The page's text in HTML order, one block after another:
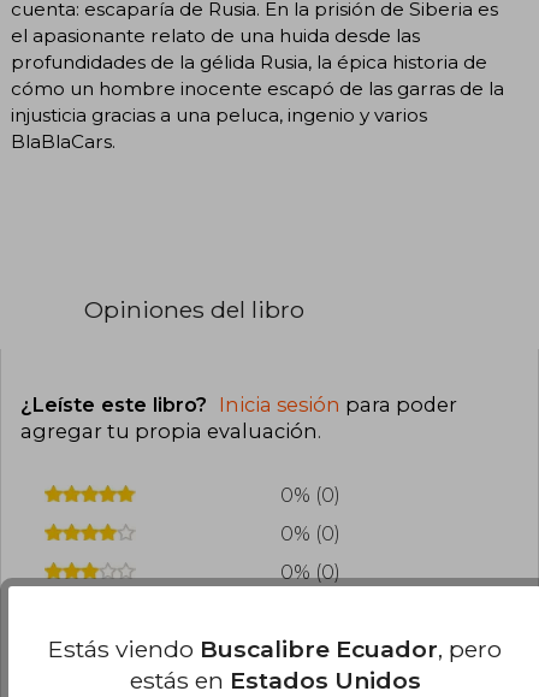
cuenta: escaparía de Rusia. En la prisión de Siberia es
el apasionante relato de una huida desde las
profundidades de la gélida Rusia, la épica historia de
cómo un hombre inocente escapó de las garras de la
injusticia gracias a una peluca, ingenio y varios
BlaBlaCars.
Opiniones del libro
¿Leíste este libro? Inicia sesión para poder
agregar tu propia evaluación.
0% (0)
0% (0)
0% (0)
0% (0)
Estás viendo Buscalibre Ecuador, pero
estás en Estados Unidos